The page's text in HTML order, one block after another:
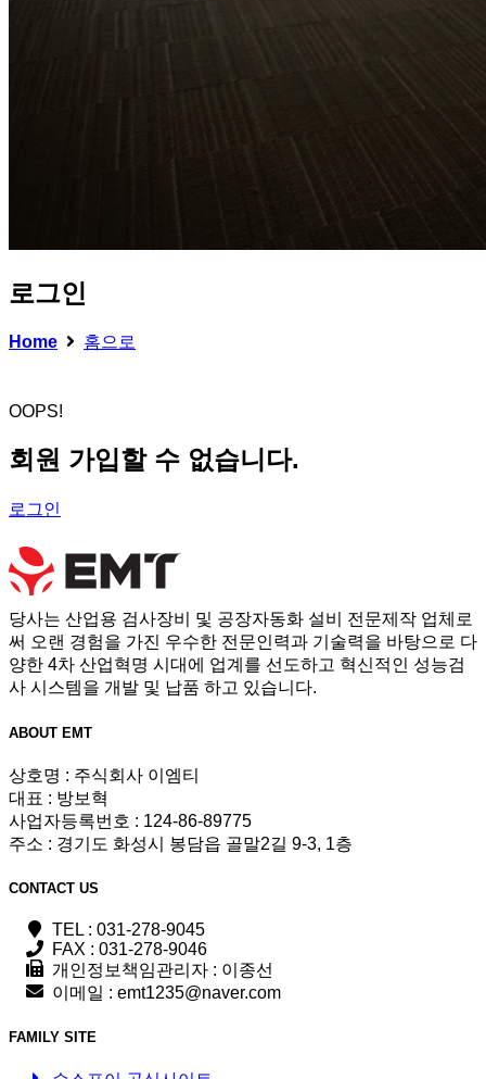
로그인
Home 홈으로
OOPS!
회원 가입할 수 없습니다.
로그인
당사는 산업용 검사장비 및 공장자동화 설비 전문제작 업체로
써 오랜 경험을 가진 우수한 전문인력과 기술력을 바탕으로 다
양한 4차 산업혁명 시대에 업계를 선도하고 혁신적인 성능검
사 시스템을 개발 및 납품 하고 있습니다.
ABOUT EMT
상호명 : 주식회사 이엠티
대표 : 방보혁
사업자등록번호 : 124-86-89775
주소 : 경기도 화성시 봉담읍 골말2길 9-3, 1층
CONTACT US
TEL : 031-278-9045
FAX : 031-278-9046
개인정보책임관리자 : 이종선
이메일 : emt1235@naver.com
FAMILY SITE